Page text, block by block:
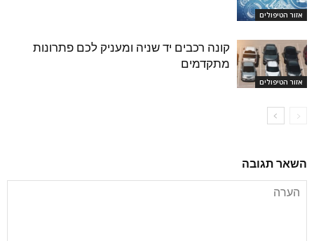
אזור הטיפולים
אזור הטיפולים
קונה רכבים יד שניה ומעניק לכם פתרונות
מתקדמים
השאר תגובה